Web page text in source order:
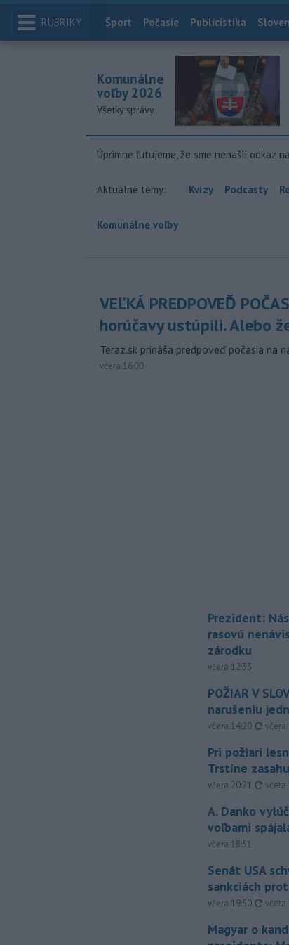
RUBRIKY Index
Šport Počasie Publicistika
Komunálne
voľby 2026
Všetky správy
Úprimne ľutujeme, že sme nenašli odkaz
Aktuálne témy: Kvízy Podcasty
Komunálne voľby
VEĽKÁ PREDPOVEĎ
horúčavy ustúpili. Alebo
Teraz.sk prináša predpoveď počasia na
včera 16:00
Prezident:
rasovú
zárodku
včera 12:33
POŽIAR V
narušeniu
včera 14:20, včera
Pri požiari
Trstíne
včera 20:21, včera
A. Danko
voľbami
včera 18:51
Senát USA
sankciách
včera 19:50, včera
Magyar o